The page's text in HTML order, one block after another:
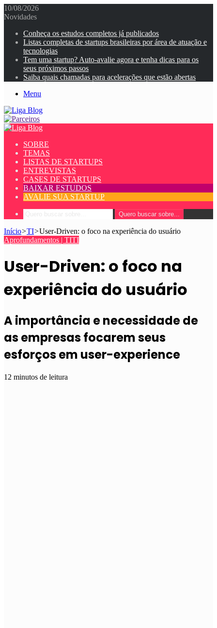
10/08/2026
Novidades
Conheça os estudos completos já publicados
Listas completas de startups brasileiras por área de atuação e
tecnologias
Tem uma startup? Auto-avalie agora e tenha dicas para os
seus próximos passos
Saiba quais chamadas para acelerações que estão abertas
Menu
SOBRE
TEMAS
LISTAS DE STARTUPS
ENTREVISTAS
CASES DE STARTUPS
BAIXAR ESTUDOS
AVALIE SUA STARTUP
Quero buscar sobre...
Início>TI>User-Driven: o foco na experiência do usuário
Aprofundamentos | TITI
User-Driven: o foco na
experiência do usuário
A importância e necessidade de
as empresas focarem seus
esforços em user-experience
12 minutos de leitura